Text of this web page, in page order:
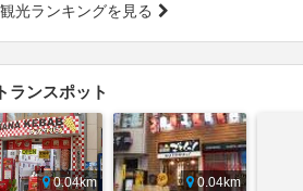
光ランキングを見る
ランスポット
0.04km
0.04km